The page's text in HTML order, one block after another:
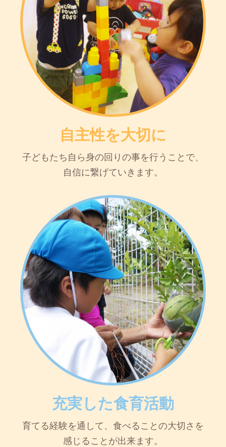
自主性を大切に
子どもたち自ら身の回りの事を行うことで、
自信に繋げていきます。
充実した食育活動
育てる経験を通して、食べることの大切さを
感じることが出来ます。